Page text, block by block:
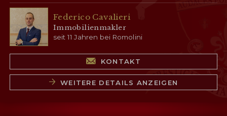
Federico Cavalieri
Immobilienmakler
seit 11 Jahren bei Romolini
KONTAKT
WEITERE DETAILS ANZEIGEN